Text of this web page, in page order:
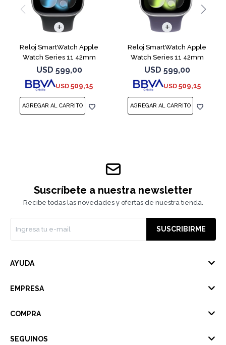
Reloj SmartWatch Apple
Watch Series 11 42mm
MEQX4 Space Gray
USD 599,00
USD 509,15
Reloj SmartWatch Apple
Watch Series 11 42mm
MEU64L Silver SM
USD 599,00
USD 509,15
Suscríbete a nuestra newsletter
Recibe todas las novedades y ofertas de nuestra tienda.
SUSCRIBIRME
AYUDA
EMPRESA
COMPRA
SEGUINOS